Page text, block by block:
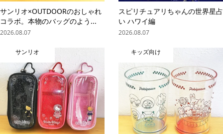
サンリオ×OUTDOORのおしゃれ
コラボ。本物のバッグのよう...
2026.08.07
スピリチュアリちゃんの世界星占
い ハワイ編
2026.08.07
サンリオ キッズ向け